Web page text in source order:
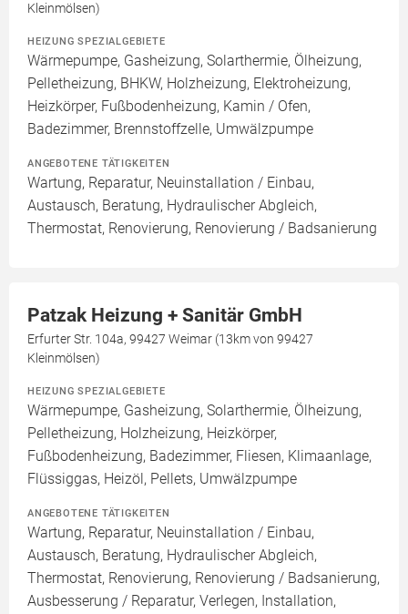
Kleinmölsen)
HEIZUNG SPEZIALGEBIETE
Wärmepumpe, Gasheizung, Solarthermie, Ölheizung,
Pelletheizung, BHKW, Holzheizung, Elektroheizung,
Heizkörper, Fußbodenheizung, Kamin / Ofen,
Badezimmer, Brennstoffzelle, Umwälzpumpe
ANGEBOTENE TÄTIGKEITEN
Wartung, Reparatur, Neuinstallation / Einbau,
Austausch, Beratung, Hydraulischer Abgleich,
Thermostat, Renovierung, Renovierung / Badsanierung
Patzak Heizung + Sanitär GmbH
Erfurter Str. 104a, 99427 Weimar (13km von 99427
Kleinmölsen)
HEIZUNG SPEZIALGEBIETE
Wärmepumpe, Gasheizung, Solarthermie, Ölheizung,
Pelletheizung, Holzheizung, Heizkörper,
Fußbodenheizung, Badezimmer, Fliesen, Klimaanlage,
Flüssiggas, Heizöl, Pellets, Umwälzpumpe
ANGEBOTENE TÄTIGKEITEN
Wartung, Reparatur, Neuinstallation / Einbau,
Austausch, Beratung, Hydraulischer Abgleich,
Thermostat, Renovierung, Renovierung / Badsanierung,
Ausbesserung / Reparatur, Verlegen, Installation,